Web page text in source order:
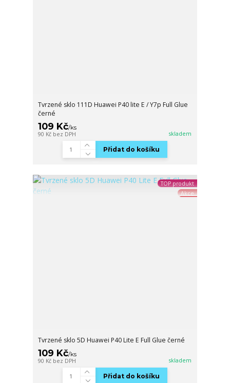
Tvrzené sklo 111D Huawei P40 lite E / Y7p Full Glue
černé
109 Kč/ks
90 Kč bez DPH skladem
Přidat do košíku
TOP produkt
Akce
Tvrzené sklo 5D Huawei P40 Lite E Full Glue černé
109 Kč/ks
90 Kč bez DPH skladem
Přidat do košíku